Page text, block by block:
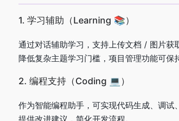
1. 学习辅助（Learning 📚）
通过对话辅助学习，支持上传文档 / 图片
降低复杂主题学习门槛，项目管理功能可保
2. 编程支持（Coding 💻）
作为智能编程助手，可实现代码生成、调
提供改进建议，简化开发流程。